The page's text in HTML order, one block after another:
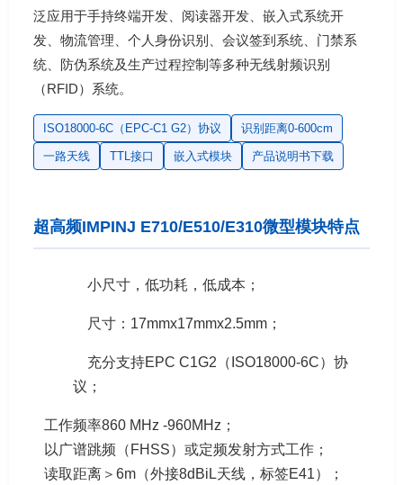
泛应用于手持终端开发、阅读器开发、嵌入式系统开
发、物流管理、个人身份识别、会议签到系统、门禁系
统、防伪系统及生产过程控制等多种无线射频识别
（RFID）系统。
ISO18000-6C（EPC-C1 G2）协议 识别距离0-600cm
一路天线 TTL接口 嵌入式模块 产品说明书下载
超高频IMPINJ E710/E510/E310微型模块特点
小尺寸，低功耗，低成本；
尺寸：17mmx17mmx2.5mm；
充分支持EPC C1G2（ISO18000-6C）协
议；
工作频率860 MHz -960MHz；
以广谱跳频（FHSS）或定频发射方式工作；
读取距离＞6m（外接8dBiL天线，标签E41）；